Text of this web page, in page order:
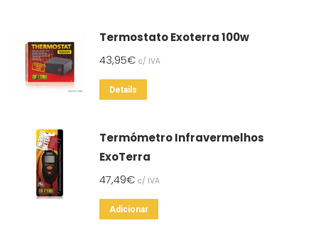
Termostato Exoterra 100w
43,95€ c/ IVA
Details
Termómetro Infravermelhos
ExoTerra
47,49€ c/ IVA
Adicionar